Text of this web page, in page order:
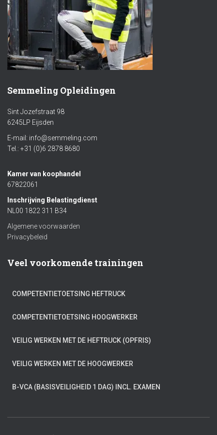
Semmeling Opleidingen
Sint Jozefstraat 98
6245LP Eijsden
E-mail: info@semmeling.com
Tel.: +31 (0)6 2878 8680
Kamer van koophandel
67822061
Inschrijving Belastingdienst
NL00 1822 311 B34
Algemene voorwaarden
Privacybeleid
Veel voorkomende trainingen
COMPETENTIETOETSING HEFTRUCK
COMPETENTIETOETSING HOOGWERKER
VEILIG WERKEN MET DE HEFTRUCK (OPFRIS)
VEILIG WERKEN MET DE HOOGWERKER
B-VCA (BASISVEILIGHEID 1 DAG) INCL. EXAMEN